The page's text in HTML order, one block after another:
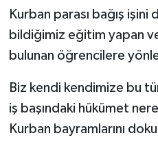
Kurban parası bağış
bildiğimiz eğitim yapan
bulunan öğrencilere
Biz kendi kendimize bu
iş başındaki hükümet
Kurban bayramlarını